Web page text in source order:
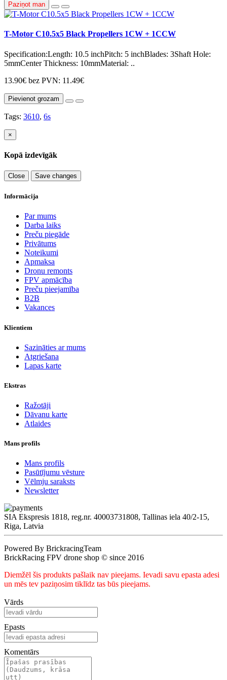
Paziņot man
T-Motor C10.5x5 Black Propellers 1CW + 1CCW
Specification:Length: 10.5 inchPitch: 5 inchBlades: 3Shaft Hole:
5mmCenter Thickness: 10mmMaterial: ..
13.90€ bez PVN: 11.49€
Pievienot grozam
Tags: 3610, 6s
×
Kopā izdevīgāk
Close Save changes
Informācija
Par mums
Darba laiks
Preču piegāde
Privātums
Noteikumi
Apmaksa
Dronu remonts
FPV apmācība
Preču pieejamība
B2B
Vakances
Klientiem
Sazināties ar mums
Atgriešana
Lapas karte
Ekstras
Ražotāji
Dāvanu karte
Atlaides
Mans profils
Mans profils
Pasūtījumu vēsture
Vēlmju saraksts
Newsletter
SIA Ekspresis 1818, reg.nr. 40003731808, Tallinas iela 40/2-15,
Riga, Latvia
Powered By BrickracingTeam
BrickRacing FPV drone shop © since 2016
Diemžēl šis produkts pašlaik nav pieejams. Ievadi savu epasta adesi
un mēs tev paziņosim tiklīdz tas būs pieejams.
Vārds
Epasts
Komentārs